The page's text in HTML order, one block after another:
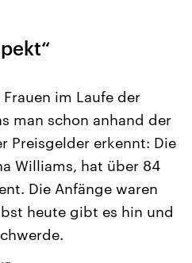
aus
Aktuelle Beiträge,
Hintergründe
Wirtschaftlich und
gehören die Vereinigten
den mächtigsten Ländern
mit großem Einfluss auf
im Laufe der
man schon anhand der
Preisgelder erkennt: Die
Williams, hat über 84
Die Anfänge waren
heute gibt es hin und